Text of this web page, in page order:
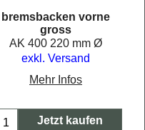
bremsbacken vorne
gross
AK 400 220 mm Ø
exkl. Versand
Mehr Infos
Jetzt kaufen